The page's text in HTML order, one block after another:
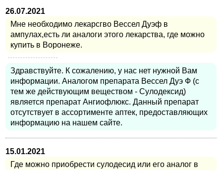
26.07.2021
Мне необходимо лекарсгво Вессел Дуэф в
ампулах,есть ли аналоги этого лекарства, где можно
купить в Воронеже.
Здравствуйте. К сожалению, у нас нет нужной Вам
информации. Аналогом препарата Вессел Дуэ Ф (с
тем же действующим веществом - Сулодексид)
является препарат Ангиофлюкс. Данный препарат
отсутствует в ассортименте аптек, предоставляющих
информацию на нашем сайте.
15.01.2021
Где можно приобрести сулодесид или его аналог в